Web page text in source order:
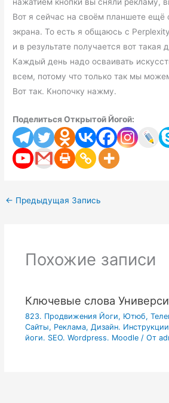
Вот я сейчас на своём планшете ещё
экрана. То есть я общаюсь с
и в результате получается вот такая
Каждый день надо осваивать
всем, потому что только так мы
Вот так. Кнопочку нажму.
Поделиться Открытой Йогой:
← Предыдущая Запись
Похожие записи
Ключевые слова
823. Продвижения Йоги, Ютюб,
Сайты, Реклама, Дизайн.
йоги. SEO. Wordpress. Moodle/ От